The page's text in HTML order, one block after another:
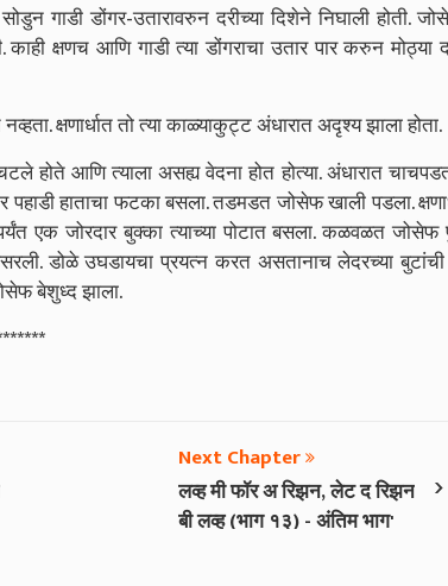
गाडी डोंगर-उतारावरुन दरीच्या दिशेने निघाली होती.
क्षणच आणि गाडी त्या डोंगराचा उतार पार करुन मोठ्या
क्षणार्धात तो त्या काळ्याकुट्ट अंधारात अदृश्य झाला होता.
होते आणि त्याला असह्य वेदना होत होत्या. अंधारात
पहाडी हाताचा फटका बसला. तडमडत जोसेफ खाली पडला.
एक जोरदार बुक्का त्याच्या पोटात बसला. कळवळत जोसेफ
डोळे उघडायचा प्रयत्न करत असतानाच लेदरच्या
बेशुध्द झाला.
›
Next Chapter
लव्ह मी फॉर अ रिझन, लेट द रिझन
बी लव्ह (भाग १३) - अंतिम भाग'